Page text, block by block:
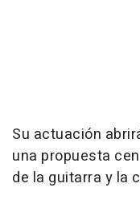
Su actuación
una propuesta
de la guitarra y la